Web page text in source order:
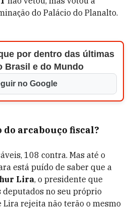
do Palácio do Planalto.
por dentro das últimas
Brasil e do Mundo
no Google
do arcabouço fiscal?
108 contra. Mas até o
está puído de saber que a
Lira, o presidente que
deputados no seu próprio
rejeita não terão o mesmo